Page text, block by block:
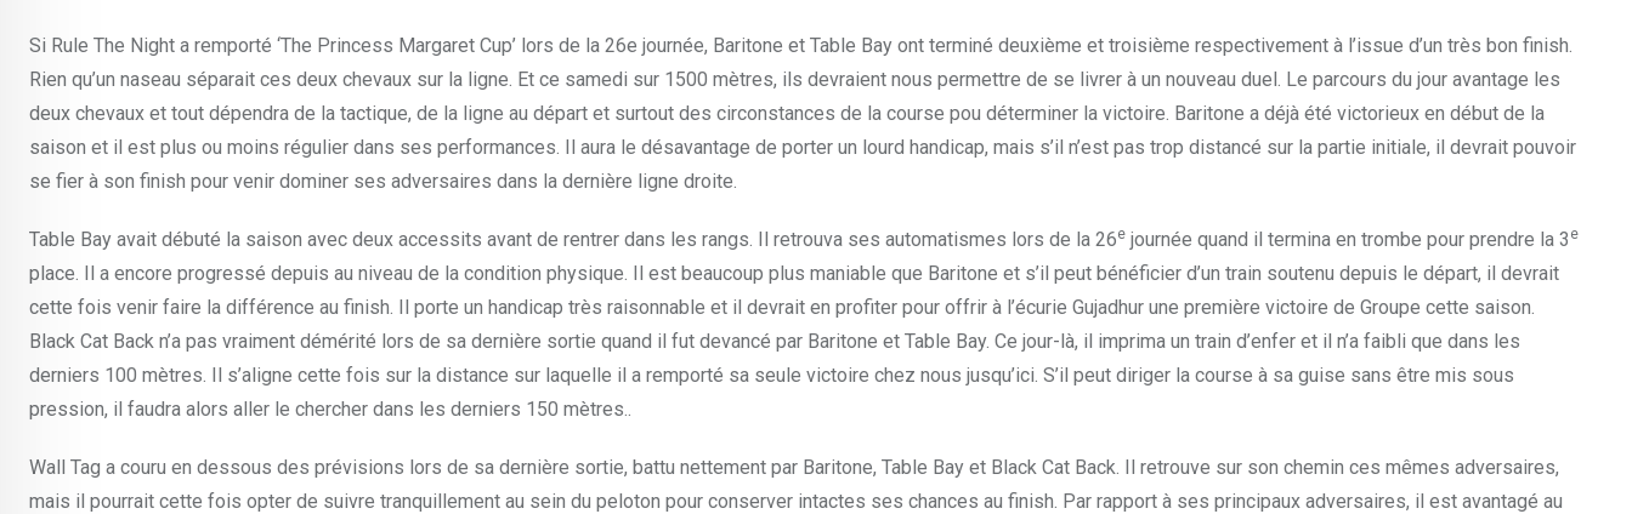
Si Rule The Night a remporté ‘The Princess Margaret Cup’ lors de la 26e journée, Baritone et Table Bay ont terminé deuxième et troisième respectivement à l’issue d’un très bon finish.
Rien qu’un naseau séparait ces deux chevaux sur la ligne. Et ce samedi sur 1500 mètres, ils devraient nous permettre de se livrer à un nouveau duel. Le parcours du jour avantage les
deux chevaux et tout dépendra de la tactique, de la ligne au départ et surtout des circonstances de la course pou déterminer la victoire. Baritone a déjà été victorieux en début de la
saison et il est plus ou moins régulier dans ses performances. Il aura le désavantage de porter un lourd handicap, mais s’il n’est pas trop distancé sur la partie initiale, il devrait pouvoir
se fier à son finish pour venir dominer ses adversaires dans la dernière ligne droite.
Table Bay avait débuté la saison avec deux accessits avant de rentrer dans les rangs. Il retrouva ses automatismes lors de la 26e journée quand il termina en trombe pour prendre la 3 e
place. Il a encore progressé depuis au niveau de la condition physique. Il est beaucoup plus maniable que Baritone et s’il peut bénéficier d’un train soutenu depuis le départ, il devrait
cette fois venir faire la différence au finish. Il porte un handicap très raisonnable et il devrait en profiter pour offrir à l’écurie Gujadhur une première victoire de Groupe cette saison.
Black Cat Back n’a pas vraiment démérité lors de sa dernière sortie quand il fut devancé par Baritone et Table Bay. Ce jour-là, il imprima un train d’enfer et il n’a faibli que dans les
derniers 100 mètres. Il s’aligne cette fois sur la distance sur laquelle il a remporté sa seule victoire chez nous jusqu’ici. S’il peut diriger la course à sa guise sans être mis sous
pression, il faudra alors aller le chercher dans les derniers 150 mètres..
Wall Tag a couru en dessous des prévisions lors de sa dernière sortie, battu nettement par Baritone, Table Bay et Black Cat Back. Il retrouve sur son chemin ces mêmes adversaires,
mais il pourrait cette fois opter de suivre tranquillement au sein du peloton pour conserver intactes ses chances au finish. Par rapport à ses principaux adversaires, il est avantagé au